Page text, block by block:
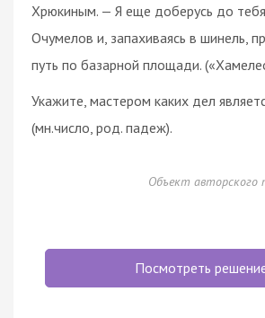
Хрюкиным. — Я еще доберусь до
Очумелов и, запахиваясь в шинель,
путь по базарной площади.
Укажите, мастером каких дел
(мн.число, род. падеж).
Объект авторского
Посмотреть